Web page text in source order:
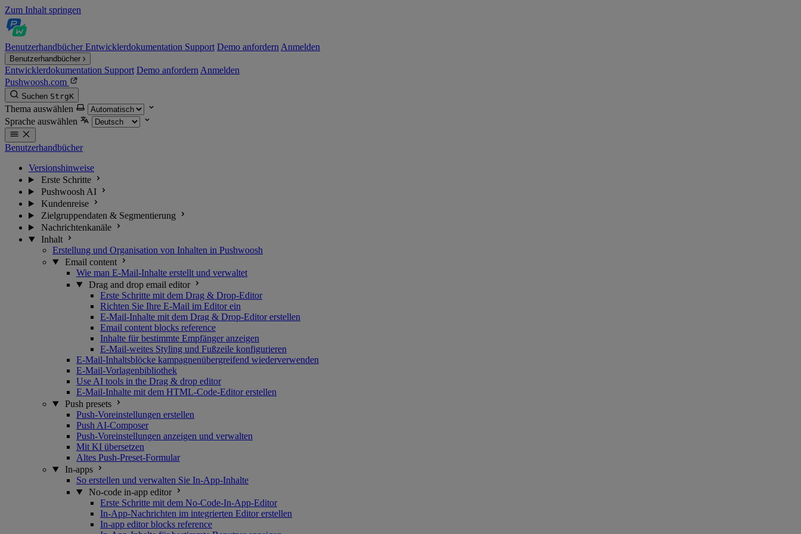
Zum Inhalt springen
BenutzerhandbücherEntwicklerdokumentation Support Demo anfordern Anmelden
Benutzerhandbücher
Entwicklerdokumentation Support Demo anfordern Anmelden
Pushwoosh.com
Suchen StrgK
Thema auswählen
Sprache auswählen
Benutzerhandbücher
Versionshinweise
Erste Schritte
Pushwoosh AI
Kundenreise
Zielgruppendaten & Segmentierung
Nachrichtenkanäle
Inhalt
Erstellung und Organisation von Inhalten in Pushwoosh
Email content
Wie man E-Mail-Inhalte erstellt und verwaltet
Drag and drop email editor
Erste Schritte mit dem Drag & Drop-Editor
Richten Sie Ihre E-Mail im Editor ein
E-Mail-Inhalte mit dem Drag & Drop-Editor erstellen
Email content blocks reference
Inhalte für bestimmte Empfänger anzeigen
E-Mail-weites Styling und Fußzeile konfigurieren
E-Mail-Inhaltsblöcke kampagnenübergreifend wiederverwenden
E-Mail-Vorlagenbibliothek
Use AI tools in the Drag & drop editor
E-Mail-Inhalte mit dem HTML-Code-Editor erstellen
Push presets
Push-Voreinstellungen erstellen
Push AI-Composer
Push-Voreinstellungen anzeigen und verwalten
Mit KI übersetzen
Altes Push-Preset-Formular
In-apps
So erstellen und verwalten Sie In-App-Inhalte
No-code in-app editor
Erste Schritte mit dem No-Code-In-App-Editor
In-App-Nachrichten im integrierten Editor erstellen
In-app editor blocks reference